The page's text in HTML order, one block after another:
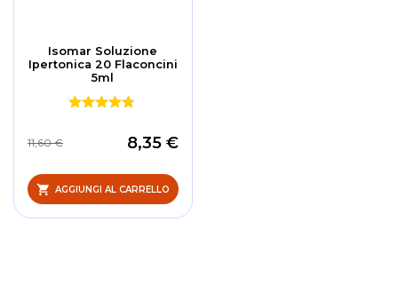
Isomar Soluzione
Ipertonica 20 Flaconcini
5ml
8,35 €
11,60 €
AGGIUNGI AL CARRELLO